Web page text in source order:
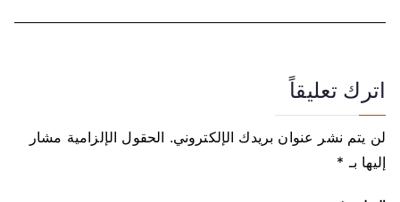
ح
ا
ل
م
اترك تعليقاً
لن يتم نشر عنوان بريدك الإلكتروني. الحقول الإلزامية مشار
إليها بـ *